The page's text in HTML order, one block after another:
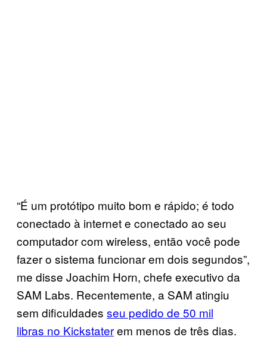
“É um protótipo muito bom e rápido; é todo
conectado à internet e conectado ao seu
computador com wireless, então você pode
fazer o sistema funcionar em dois segundos”,
me disse Joachim Horn, chefe executivo da
SAM Labs. Recentemente, a SAM atingiu
sem dificuldades seu pedido de 50 mil
libras no Kickstaterem menos de três dias.